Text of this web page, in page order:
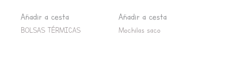
Añadir a cesta
BOLSAS TÉRMICAS
Añadir a cesta
Mochilas saco